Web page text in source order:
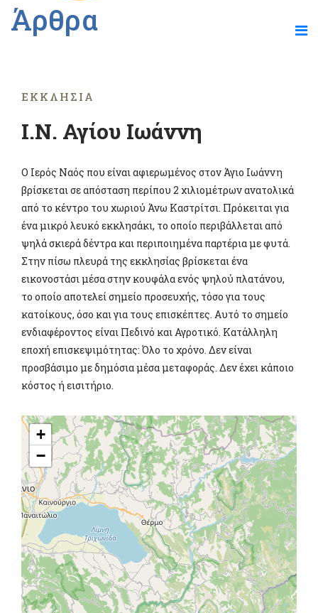
Άρθρα
ΕΚΚΛΗΣΊΑ
Ι.Ν. Αγίου Ιωάννη
Ο Ιερός Ναός που είναι αφιερωμένος στον Άγιο Ιωάννη
βρίσκεται σε απόσταση περίπου 2 χιλιομέτρων ανατολικά
από το κέντρο του χωριού Άνω Καστρίτσι. Πρόκειται για
ένα μικρό λευκό εκκλησάκι, το οποίο περιβάλλεται από
ψηλά σκιερά δέντρα και περιποιημένα παρτέρια με φυτά.
Στην πίσω πλευρά της εκκλησίας βρίσκεται ένα
εικονοστάσι μέσα στην κουφάλα ενός ψηλού πλατάνου,
το οποίο αποτελεί σημείο προσευχής, τόσο για τους
κατοίκους, όσο και για τους επισκέπτες. Αυτό το σημείο
ενδιαφέροντος είναι Πεδινό και Αγροτικό. Κατάλληλη
εποχή επισκεψιμότητας: Όλο το χρόνο. Δεν είναι
προσβάσιμο με δημόσια μέσα μεταφοράς. Δεν έχει κάποιο
κόστος ή εισιτήριο.
+
−